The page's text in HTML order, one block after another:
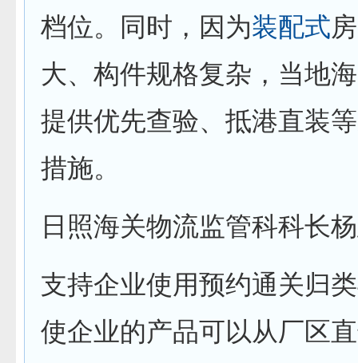
档位。同时，因为装配式
大、构件规格复杂，当地
提供优先查验、抵港直装
措施。
日照海关物流监管科科长
支持企业使用预约通关归
使企业的产品可以从厂区